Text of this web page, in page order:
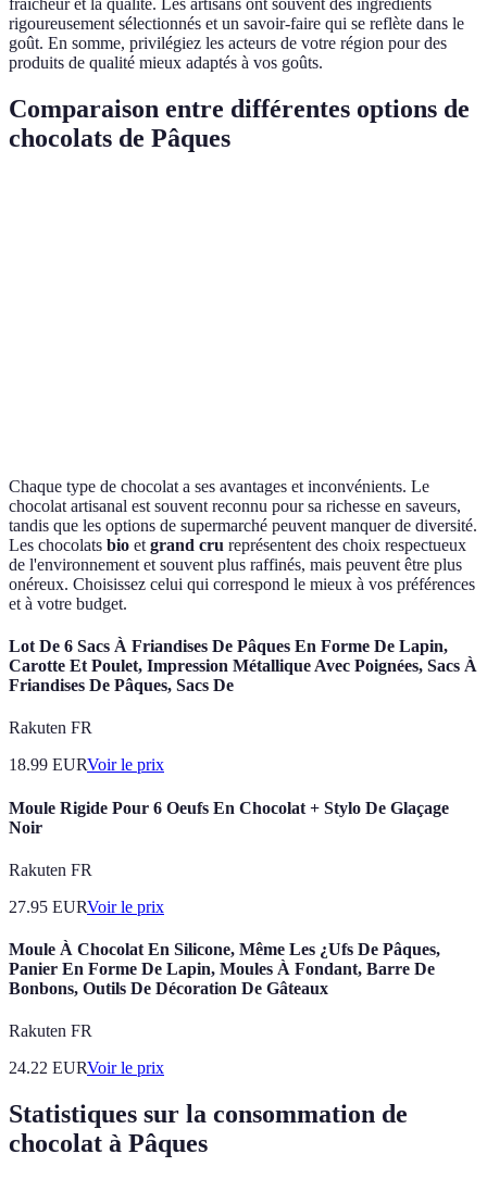
rigoureusement sélectionnés et un savoir-faire qui se reflète dans le
goût. En somme, privilégiez les acteurs de votre région pour des
produits de qualité mieux adaptés à vos goûts.
Comparaison entre différentes options de
chocolats de Pâques
Chaque type de chocolat a ses avantages et inconvénients. Le
chocolat artisanal est souvent reconnu pour sa richesse en saveurs,
tandis que les options de supermarché peuvent manquer de diversité.
Les chocolats bio et grand cru représentent des choix respectueux
de l'environnement et souvent plus raffinés, mais peuvent être plus
onéreux. Choisissez celui qui correspond le mieux à vos préférences
et à votre budget.
Lot De 6 Sacs À Friandises De Pâques En Forme De Lapin,
Carotte Et Poulet, Impression Métallique Avec Poignées, Sacs À
Friandises De Pâques, Sacs De
Rakuten FR
18.99 EURVoir le prix
Moule Rigide Pour 6 Oeufs En Chocolat + Stylo De Glaçage
Noir
Rakuten FR
27.95 EURVoir le prix
Moule À Chocolat En Silicone, Même Les ¿Ufs De Pâques,
Panier En Forme De Lapin, Moules À Fondant, Barre De
Bonbons, Outils De Décoration De Gâteaux
Rakuten FR
24.22 EURVoir le prix
Statistiques sur la consommation de
chocolat à Pâques